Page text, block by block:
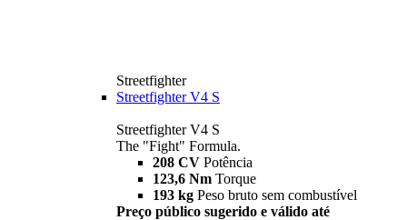
Streetfighter
Streetfighter V4 S
Streetfighter V4 S
The "Fight" Formula.
208 CV Potência
123,6 Nm Torque
193 kg Peso bruto sem combustível
Preço público sugerido e válido até